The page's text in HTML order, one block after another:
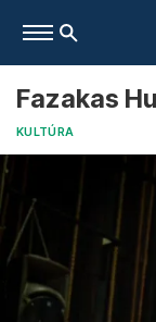
Fazakas
KULTÚRA